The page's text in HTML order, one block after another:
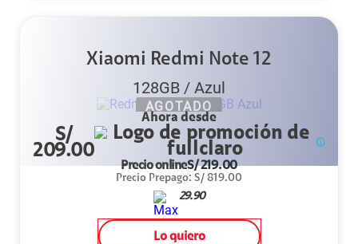
Xiaomi Redmi Note 12
128GB / Azul
AGOTADO
Ahora desde
S/
209.00
Precio onlineS/219.00
Precio Prepago: S/ 819.00
29.90
Lo quiero